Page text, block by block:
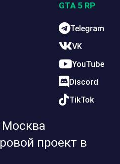
проект в
GTA 5 RP
Telegram
VK
YouTube
Discord
TikTok